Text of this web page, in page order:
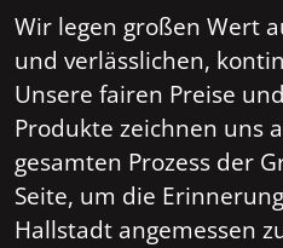
Wir legen großen Wert
und verlässlichen,
Unsere fairen Preise
Produkte zeichnen uns
gesamten Prozess der
Seite, um die
Hallstadt angemessen